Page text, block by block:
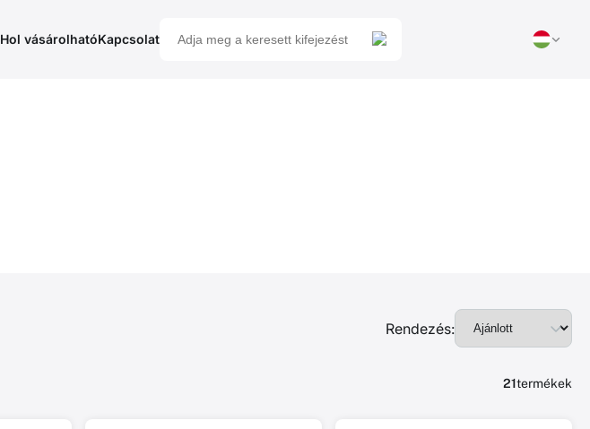
Hol vásárolhatóKapcsolat
Rendezés:
21termékek